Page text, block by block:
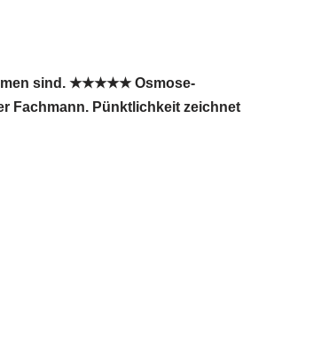
sind. ★★★★★ Osmose-
Fachmann. Pünktlichkeit zeichnet